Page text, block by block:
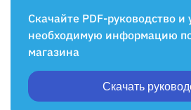
Скачайте PDF-руководство и
необходимую информацию
магазина
Скачать